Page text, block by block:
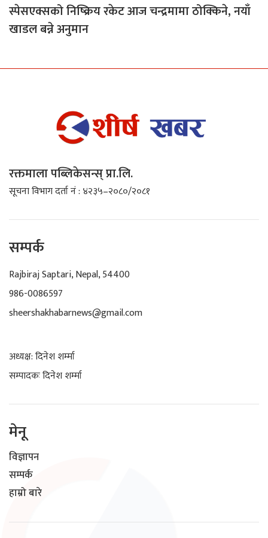
स्पेसएक्सको निष्क्रिय रकेट आज चन्द्रमामा ठोक्किने, नयाँ
खाडल बन्ने अनुमान
रक्तमाला पब्लिकेसन्स् प्रा.लि.
सूचना विभाग दर्ता नं : ४२३५–२०८०/२०८१
सम्पर्क
Rajbiraj Saptari, Nepal, 54400
986-0086597
sheershakhabarnews@gmail.com
अध्यक्ष: दिनेश शर्म्मा
सम्पादकः दिनेश शर्म्मा
मेनू
विज्ञापन
सम्पर्क
हाम्रो बारे